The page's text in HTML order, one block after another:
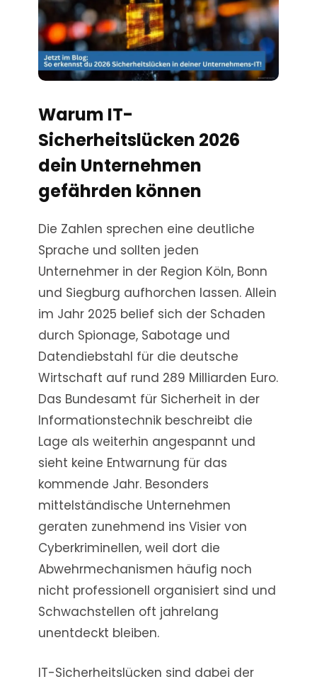
Warum IT-
Sicherheitslücken 2026
dein Unternehmen
gefährden können
Die Zahlen sprechen eine deutliche
Sprache und sollten jeden
Unternehmer in der Region Köln, Bonn
und Siegburg aufhorchen lassen. Allein
im Jahr 2025 belief sich der Schaden
durch Spionage, Sabotage und
Datendiebstahl für die deutsche
Wirtschaft auf rund 289 Milliarden Euro.
Das Bundesamt für Sicherheit in der
Informationstechnik beschreibt die
Lage als weiterhin angespannt und
sieht keine Entwarnung für das
kommende Jahr. Besonders
mittelständische Unternehmen
geraten zunehmend ins Visier von
Cyberkriminellen, weil dort die
Abwehrmechanismen häufig noch
nicht professionell organisiert sind und
Schwachstellen oft jahrelang
unentdeckt bleiben.
IT-Sicherheitslücken sind dabei der